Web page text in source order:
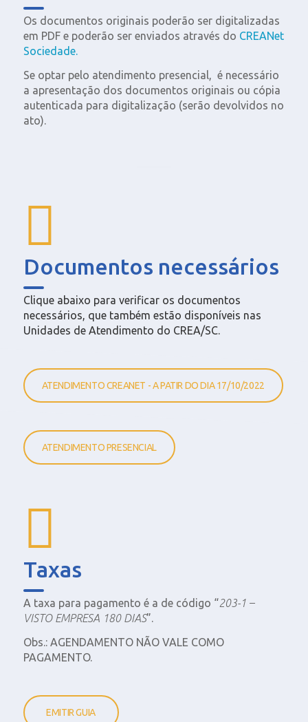
Os documentos originais poderão ser digitalizadas
em PDF e poderão ser enviados através do CREANet
Sociedade.
Se optar pelo atendimento presencial, é necessário
a apresentação dos documentos originais ou cópia
autenticada para digitalização (serão devolvidos no
ato).
Documentos necessários
Clique abaixo para verificar os documentos
necessários, que também estão disponíveis nas
Unidades de Atendimento do CREA/SC.
ATENDIMENTO CREANET - A PATIR DO DIA 17/10/2022
ATENDIMENTO PRESENCIAL
Taxas
A taxa para pagamento é a de código “203-1 –
VISTO EMPRESA 180 DIAS”.
Obs.: AGENDAMENTO NÃO VALE COMO
PAGAMENTO.
EMITIR GUIA